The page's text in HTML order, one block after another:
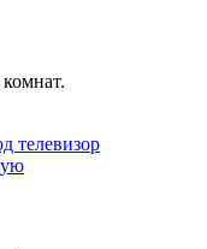
телевизор